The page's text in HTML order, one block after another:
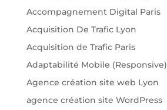
Accompagnement Digital Paris
Acquisition De Trafic Lyon
Acquisition de Trafic Paris
Adaptabilité Mobile (Responsive)
Agence création site web Lyon
agence création site WordPress